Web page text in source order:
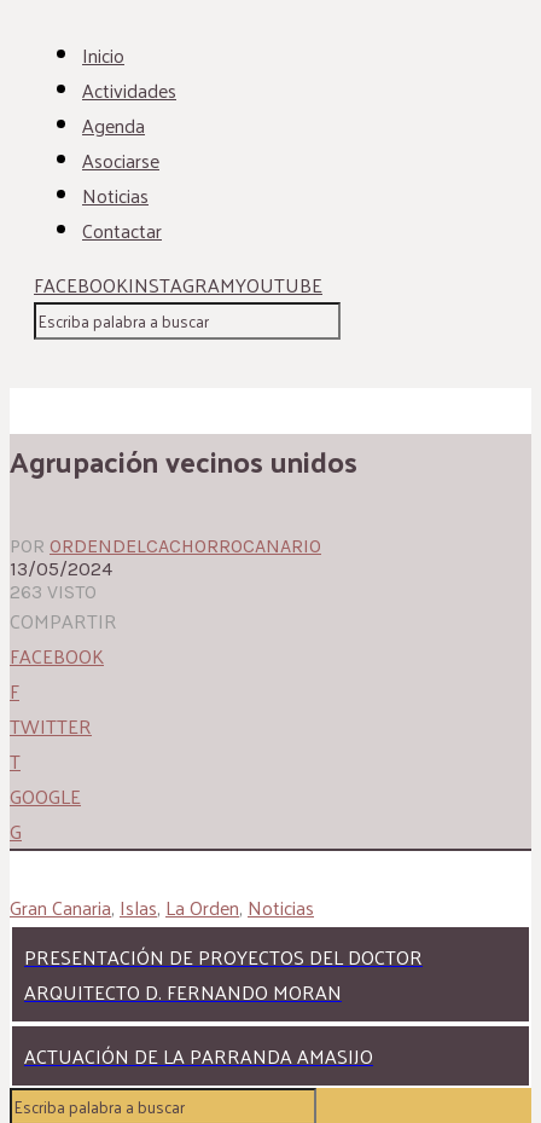
Inicio
Actividades
Agenda
Asociarse
Noticias
Contactar
FACEBOOKINSTAGRAMYOUTUBE
Agrupación vecinos unidos
POR ORDENDELCACHORROCANARIO
13/05/2024
263 VISTO
COMPARTIR
FACEBOOK
F
TWITTER
T
GOOGLE
G
Gran Canaria,Islas,La Orden,Noticias
PRESENTACIÓN DE PROYECTOS DEL DOCTOR
ARQUITECTO D. FERNANDO MORAN
ACTUACIÓN DE LA PARRANDA AMASIJO